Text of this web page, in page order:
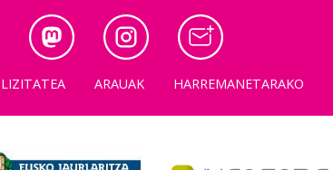
ARAUAK HARREMANETARAKO